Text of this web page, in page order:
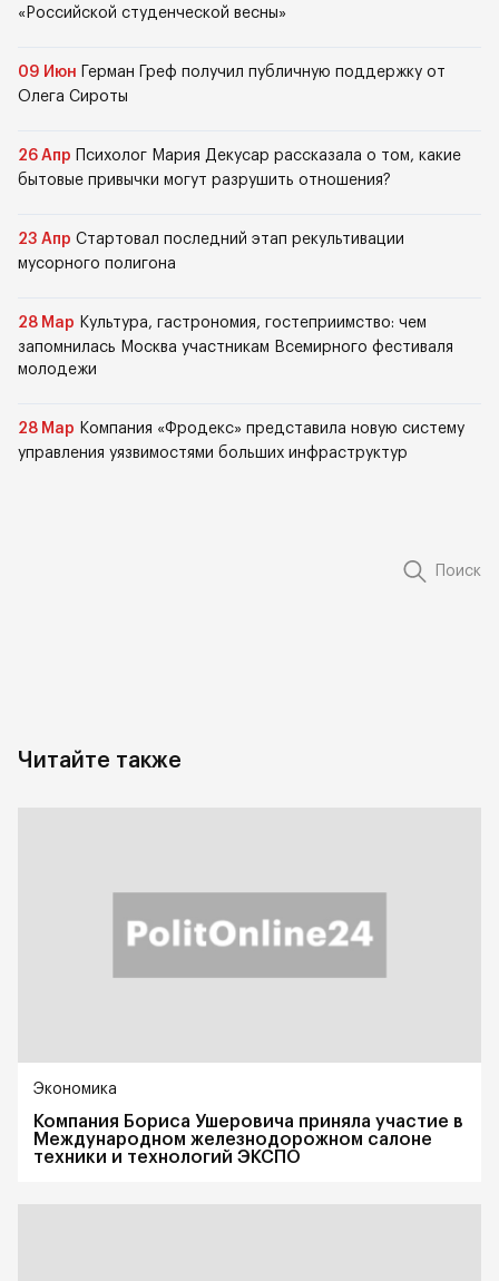
«Российской студенческой весны»
09 Июн
Герман Греф получил публичную поддержку от
Олега Сироты
26 Апр
Психолог Мария Декусар рассказала о том, какие
бытовые привычки могут разрушить отношения?
23 Апр Стартовал последний этап рекультивации
мусорного полигона
28 Мар Культура, гастрономия, гостеприимство: чем
запомнилась Москва участникам Всемирного фестиваля
молодежи
28 Мар Компания «Фродекс» представила новую систему
управления уязвимостями больших инфраструктур
Поиск
Читайте также
Экономика
Компания Бориса Ушеровича приняла участие в
Международном железнодорожном салоне
техники и технологий ЭКСПО